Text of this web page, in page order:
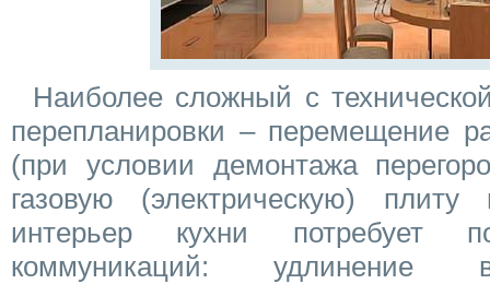
Наиболее сложный с
перепланировки – перемещение
(при условии демонтажа
газовую (электрическую)
интерьер кухни потребует
коммуникаций: удлинение